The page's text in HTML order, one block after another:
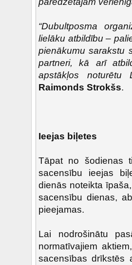
“Dubultposma
lielāku atbildību –
pienākumu sarakstu
partneri, kā arī
apstākļos noturētu
Raimonds Strokšs.
Ieejas biļetes
Tāpat no šodienas
sacensību ieejas
dienās noteikta
sacensību dienas,
pieejamas.
Lai nodrošinātu
normatīvajiem
sacensības drīkstēs